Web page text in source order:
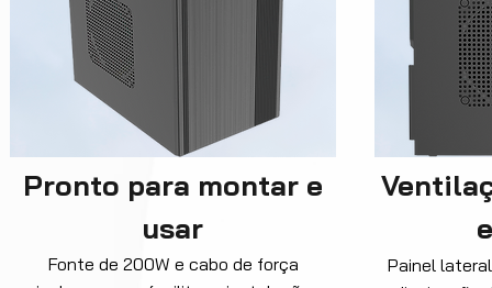
Pronto para montar e
usar
Fonte de 200W e cabo de força
Painel